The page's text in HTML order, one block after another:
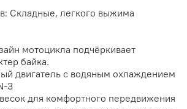
Складные, легкого выжима
мотоцикла подчёркивает
байка.
двигатель с водяным охлаждением
3
для комфортного передвижения